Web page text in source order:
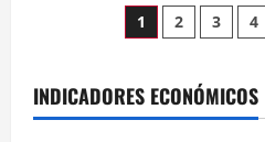
1 2 3 4
INDICADORES ECONÓMICOS